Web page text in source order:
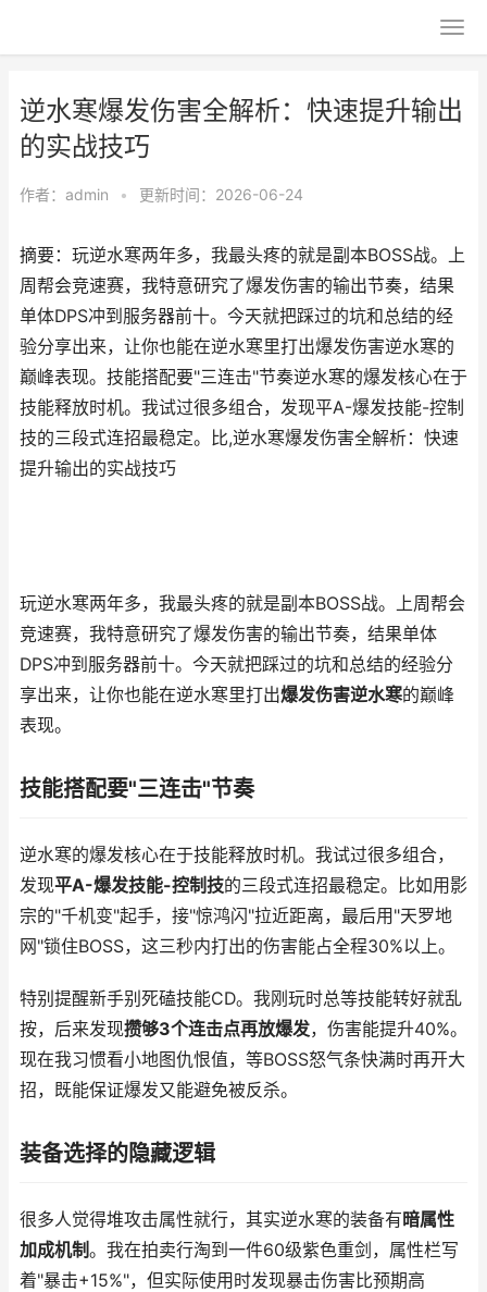
逆水寒爆发伤害全解析：快速提升输出
的实战技巧
作者： admin • 更新时间：2026-06-24
摘要：玩逆水寒两年多，我最头疼的就是副本BOSS战。上
周帮会竞速赛，我特意研究了爆发伤害的输出节奏，结果
单体DPS冲到服务器前十。今天就把踩过的坑和总结的经
验分享出来，让你也能在逆水寒里打出爆发伤害逆水寒的
巅峰表现。技能搭配要"三连击"节奏逆水寒的爆发核心在于
技能释放时机。我试过很多组合，发现平A-爆发技能-控制
技的三段式连招最稳定。比,逆水寒爆发伤害全解析：快速
提升输出的实战技巧
玩逆水寒两年多，我最头疼的就是副本BOSS战。上周帮会
竞速赛，我特意研究了爆发伤害的输出节奏，结果单体
DPS冲到服务器前十。今天就把踩过的坑和总结的经验分
享出来，让你也能在逆水寒里打出爆发伤害逆水寒的巅峰
表现。
技能搭配要"三连击"节奏
逆水寒的爆发核心在于技能释放时机。我试过很多组合，
发现平A-爆发技能-控制技的三段式连招最稳定。比如用影
宗的"千机变"起手，接"惊鸿闪"拉近距离，最后用"天罗地
网"锁住BOSS，这三秒内打出的伤害能占全程30%以上。
特别提醒新手别死磕技能CD。我刚玩时总等技能转好就乱
按，后来发现攒够3个连击点再放爆发，伤害能提升40%。
现在我习惯看小地图仇恨值，等BOSS怒气条快满时再开大
招，既能保证爆发又能避免被反杀。
装备选择的隐藏逻辑
很多人觉得堆攻击属性就行，其实逆水寒的装备有暗属性
加成机制。我在拍卖行淘到一件60级紫色重剑，属性栏写
着"暴击+15%"，但实际使用时发现暴击伤害比预期高